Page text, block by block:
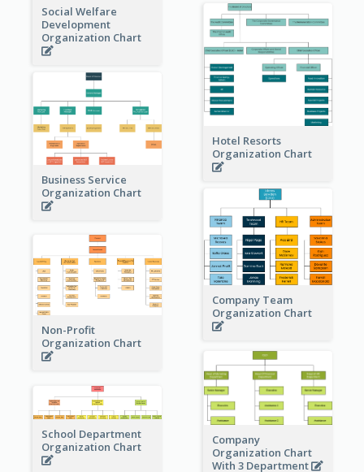
Social Welfare
Development
Organization Chart
Hotel Resorts
Organization Chart
Business Service
Organization Chart
Company Team
Organization Chart
Non-Profit
Organization Chart
Company
Organization Chart
With 3 Department
School Department
Organization Chart